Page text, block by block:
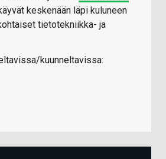
keskenään läpi kuluneen
tietotekniikka- ja
kuunneltavissa: